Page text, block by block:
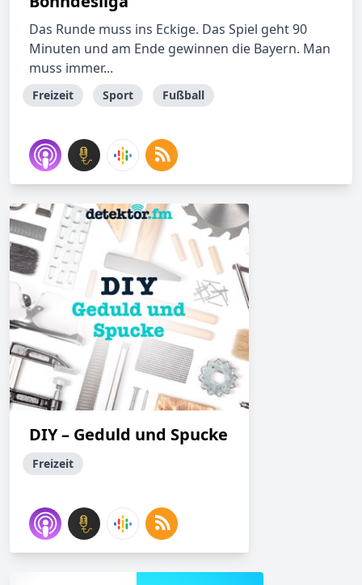
Das Runde muss ins Eckige. Das Spiel geht 90
Minuten und am Ende gewinnen die Bayern. Man
muss immer...
Freizeit Sport Fußball
DIY – Geduld und Spucke
Freizeit